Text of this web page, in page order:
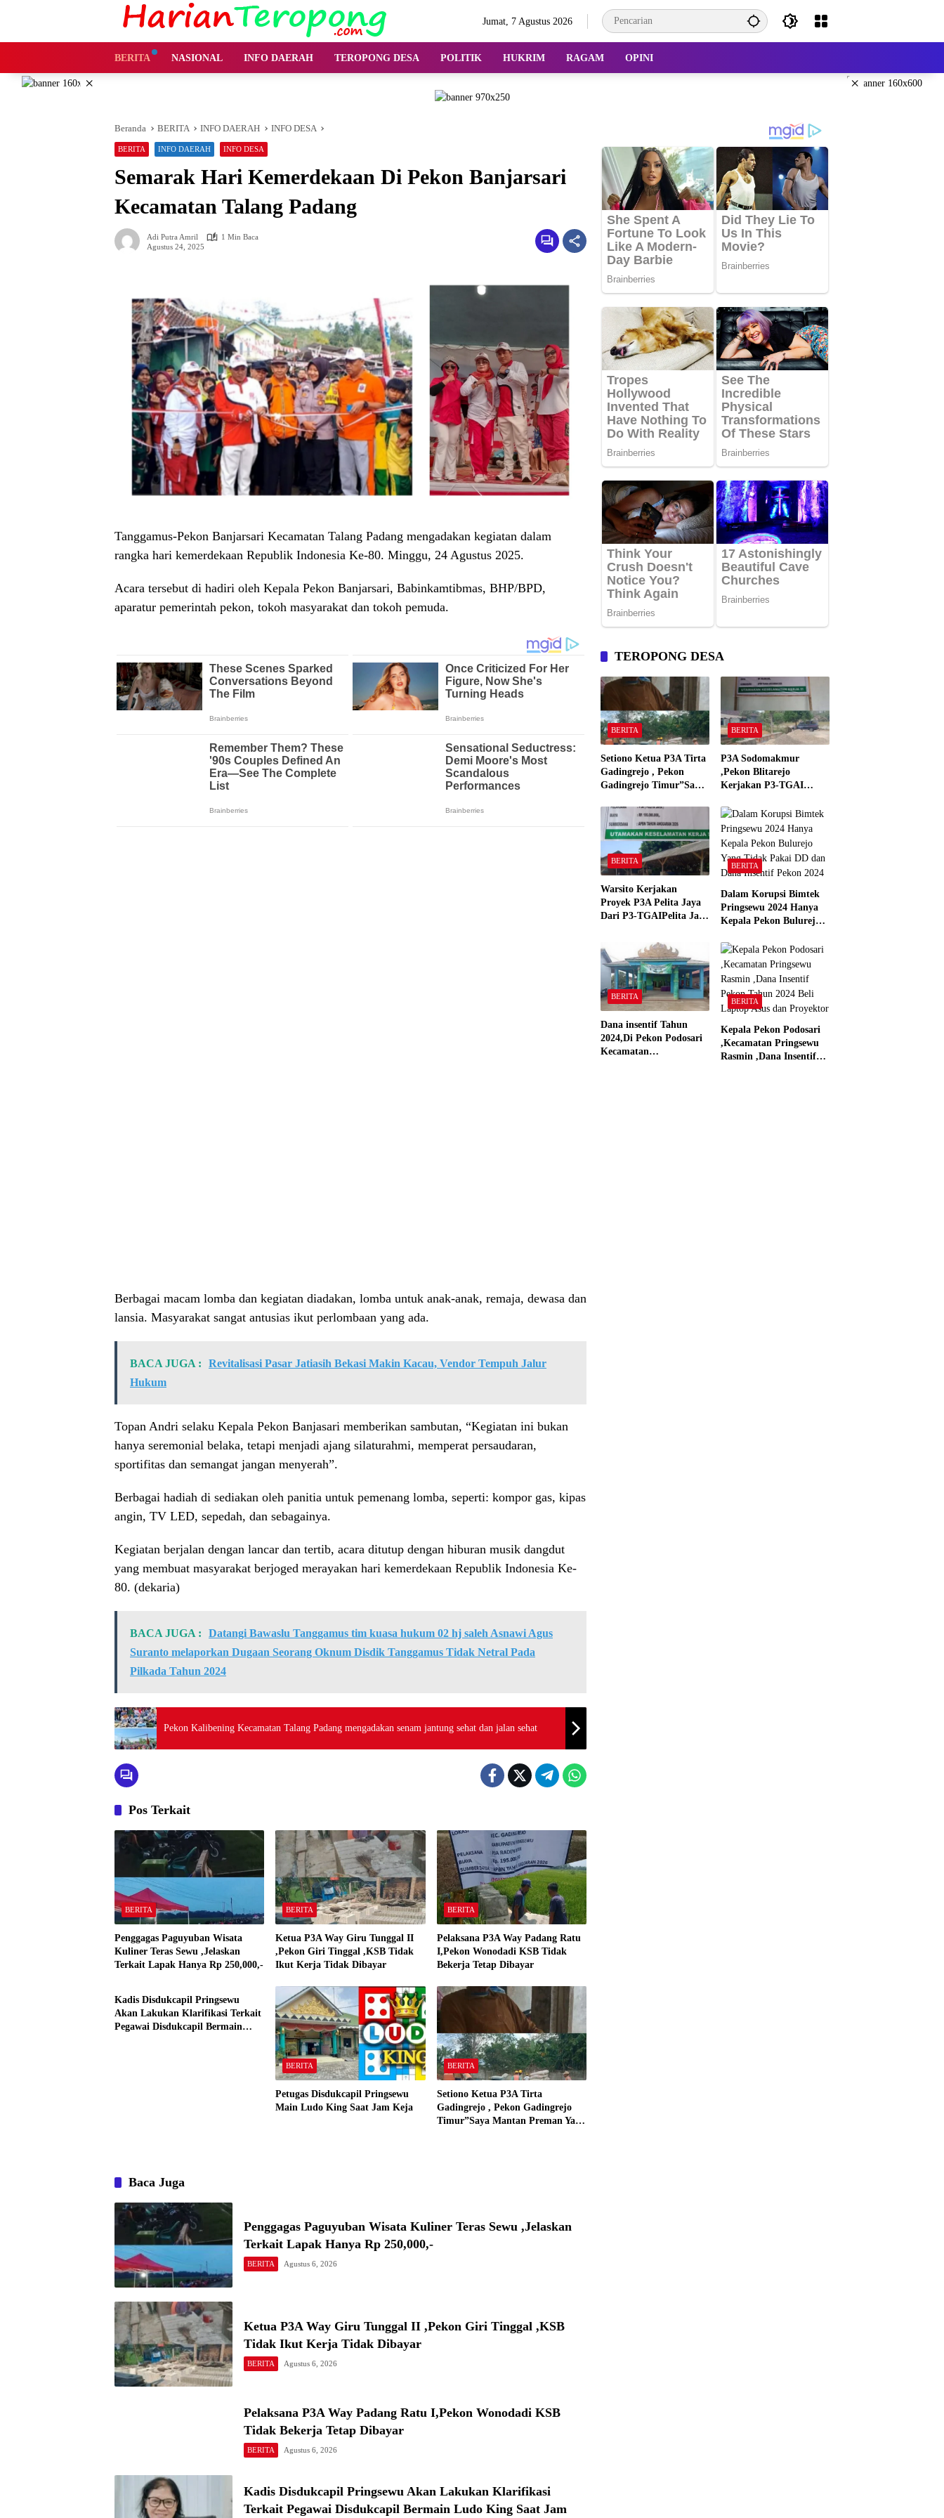
Jumat, 7 Agustus 2026
BERITA NASIONAL INFO DAERAH TEROPONG DESA POLITIK HUKRIM RAGAM OPINI
× ×
Beranda BERITA INFO DAERAH INFO DESA
BERITA INFO DAERAH INFO DESA
Semarak Hari Kemerdekaan Di Pekon Banjarsari
Kecamatan Talang Padang
Adi Putra Amril
1 Min Baca
Agustus 24, 2025
Tanggamus-Pekon Banjarsari Kecamatan Talang Padang mengadakan kegiatan dalam
rangka hari kemerdekaan Republik Indonesia Ke-80. Minggu, 24 Agustus 2025.
Acara tersebut di hadiri oleh Kepala Pekon Banjarsari, Babinkamtibmas, BHP/BPD,
aparatur pemerintah pekon, tokoh masyarakat dan tokoh pemuda.
Berbagai macam lomba dan kegiatan diadakan, lomba untuk anak-anak, remaja, dewasa dan
lansia. Masyarakat sangat antusias ikut perlombaan yang ada.
BACA JUGA :
Revitalisasi Pasar Jatiasih Bekasi Makin Kacau, Vendor Tempuh Jalur
Hukum
Topan Andri selaku Kepala Pekon Banjasari memberikan sambutan, “Kegiatan ini bukan
hanya seremonial belaka, tetapi menjadi ajang silaturahmi, memperat persaudaran,
sportifitas dan semangat jangan menyerah”.
Berbagai hadiah di sediakan oleh panitia untuk pemenang lomba, seperti: kompor gas, kipas
angin, TV LED, sepedah, dan sebagainya.
Kegiatan berjalan dengan lancar dan tertib, acara ditutup dengan hiburan musik dangdut
yang membuat masyarakat berjoged merayakan hari kemerdekaan Republik Indonesia Ke-
80. (dekaria)
BACA JUGA :
Datangi Bawaslu Tanggamus tim kuasa hukum 02 hj saleh Asnawi Agus
Suranto melaporkan Dugaan Seorang Oknum Disdik Tanggamus Tidak Netral Pada
Pilkada Tahun 2024
Pekon Kalibening Kecamatan Talang Padang mengadakan senam jantung sehat dan jalan sehat
Pos Terkait
BERITA
Penggagas Paguyuban Wisata
Kuliner Teras Sewu ,Jelaskan
Terkait Lapak Hanya Rp 250,000,-
BERITA
Ketua P3A Way Giru Tunggal II
,Pekon Giri Tinggal ,KSB Tidak
Ikut Kerja Tidak Dibayar
BERITA
Pelaksana P3A Way Padang Ratu
I,Pekon Wonodadi KSB Tidak
Bekerja Tetap Dibayar
Kadis Disdukcapil Pringsewu
Akan Lakukan Klarifikasi Terkait
Pegawai Disdukcapil Bermain
BERITA
Petugas Disdukcapil Pringsewu
Main Ludo King Saat Jam Keja
BERITA
Setiono Ketua P3A Tirta
Gadingrejo , Pekon Gadingrejo
Timur”Saya Mantan Preman Yang
Baca Juga
Penggagas Paguyuban Wisata Kuliner Teras Sewu ,Jelaskan
Terkait Lapak Hanya Rp 250,000,-
BERITA Agustus 6, 2026
Ketua P3A Way Giru Tunggal II ,Pekon Giri Tinggal ,KSB
Tidak Ikut Kerja Tidak Dibayar
BERITA Agustus 6, 2026
Pelaksana P3A Way Padang Ratu I,Pekon Wonodadi KSB
Tidak Bekerja Tetap Dibayar
BERITA Agustus 6, 2026
Kadis Disdukcapil Pringsewu Akan Lakukan Klarifikasi
Terkait Pegawai Disdukcapil Bermain Ludo King Saat Jam
TEROPONG DESA
BERITA
Setiono Ketua P3A Tirta
Gadingrejo , Pekon
Gadingrejo Timur”Saya
Bakar Kantor Camat
Gadingrejo Tahun 2000″
BERITA
P3A Sodomakmur
,Pekon Blitarejo
Kerjakan P3-TGAI
Spesifikasinya
BERITA
Warsito Kerjakan
Proyek P3A Pelita Jaya
Dari P3-TGAIPelita Jaya
“Semua Material Sesuai
Standar”
BERITA
Dalam Korupsi Bimtek
Pringsewu 2024 Hanya
Kepala Pekon Bulurejo
dan Dana Insentif Pekon
2024
BERITA
Dana insentif Tahun
2024,Di Pekon Podosari
Kecamatan
BERITA
Kepala Pekon Podosari
,Kecamatan Pringsewu
Rasmin ,Dana Insentif